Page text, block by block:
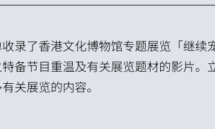
录了香港文化博物馆专题展览「继续
备节目重温及有关展览题材的影片。
关展览的内容。